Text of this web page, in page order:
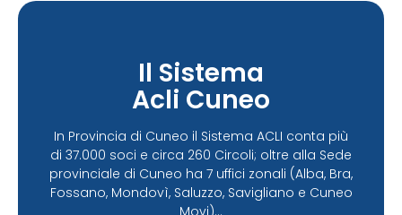
Il Sistema
Acli Cuneo
In Provincia di Cuneo il Sistema ACLI conta più
di 37.000 soci e circa 260 Circoli; oltre alla Sede
provinciale di Cuneo ha 7 uffici zonali (Alba, Bra,
Fossano, Mondovì, Saluzzo, Savigliano e Cuneo